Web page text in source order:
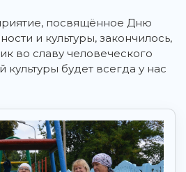
посвящённое Дню
и культуры, закончилось,
во славу человеческого
культуры будет всегда у нас